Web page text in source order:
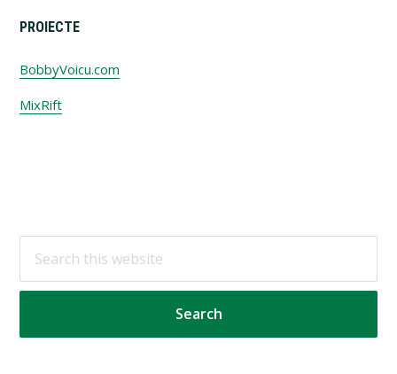
PROIECTE
BobbyVoicu.com
MixRift
Footer
this
website